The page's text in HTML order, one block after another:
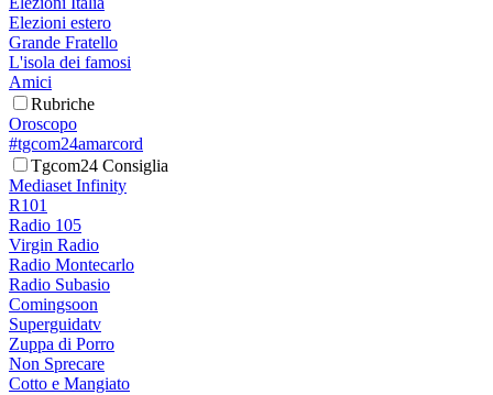
Elezioni estero
Grande Fratello
L'isola dei famosi
Amici
Rubriche
Oroscopo
#tgcom24amarcord
Tgcom24 Consiglia
Mediaset Infinity
R101
Radio 105
Virgin Radio
Radio Montecarlo
Radio Subasio
Comingsoon
Superguidatv
Zuppa di Porro
Non Sprecare
Cotto e Mangiato